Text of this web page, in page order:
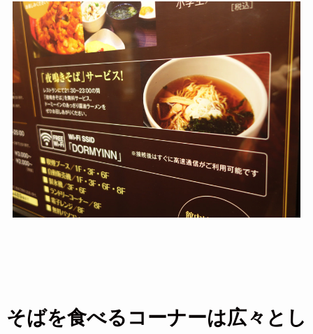
そばを食べるコーナーは広々とし